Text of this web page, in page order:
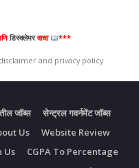
डिस्क्लेमर वाचा ***
and privacy policy
जॉब्स
सेन्ट्रल गवर्नमेंट जॉब्स
Us
Website Review
Us
CGPA To Percentage